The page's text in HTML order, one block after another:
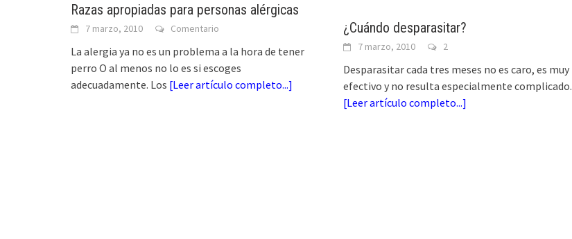
Razas apropiadas para personas alérgicas
7 marzo, 2010 Comentario
La alergia ya no es un problema a la hora de tener
perro O al menos no lo es si escoges
adecuadamente. Los [Leer artículo completo...]
¿Cuándo desparasitar?
7 marzo, 2010 2
Desparasitar cada tres meses no es caro, es muy
efectivo y no resulta especialmente complicado.
[Leer artículo completo...]